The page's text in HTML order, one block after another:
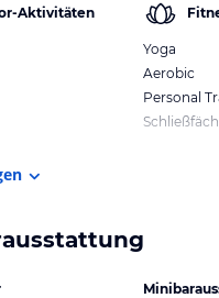
Aktivitäten
Yoga
Aerobic
Personal